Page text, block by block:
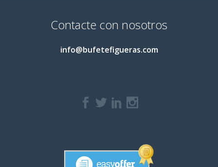
Contacte con nosotros
info@bufetefigueras.com